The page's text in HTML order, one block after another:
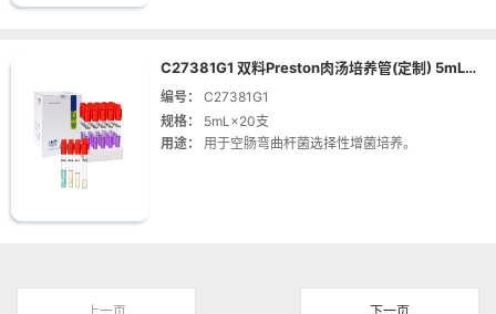
C27381G1 双料Preston肉汤培养管(定制) 5mL×20支
编号：
C27381G1
规格：
5mL×20支
用途：
用于空肠弯曲杆菌选择性增菌培养。